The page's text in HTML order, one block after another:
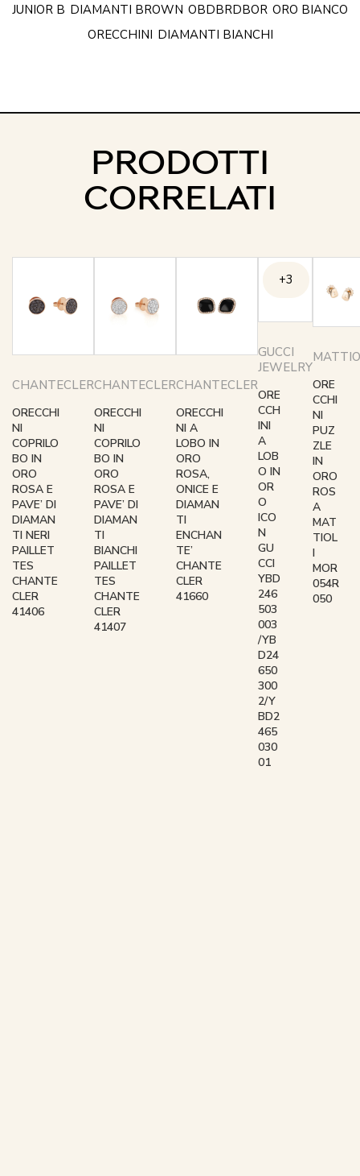
JUNIOR B DIAMANTI BROWN OBDBRDBOR ORO BIANCO
ORECCHINI DIAMANTI BIANCHI
PRODOTTI
CORRELATI
CHANTECLER
ORECCHI
NI
COPRILO
BO IN
ORO
ROSA E
PAVE’ DI
DIAMAN
TI NERI
PAILLET
TES
CHANTE
CLER
41406
CHANTECLER
ORECCHI
NI
COPRILO
BO IN
ORO
ROSA E
PAVE’ DI
DIAMAN
TI
BIANCHI
PAILLET
TES
CHANTE
CLER
41407
CHANTECLER
ORECCHI
NI A
LOBO IN
ORO
ROSA,
ONICE E
DIAMAN
TI
ENCHAN
TE’
CHANTE
CLER
41660
+3
GUCCI
JEWELRY
ORE
CCH
INI
A
LOB
O IN
OR
O
ICO
N
GU
CCI
YBD
246
503
003
/YB
D24
650
300
2/Y
BD2
465
030
01
ORE
CCHI
NI
PUZ
ZLE
IN
ORO
ROS
A
MAT
TIOL
I
MOR
054R
050